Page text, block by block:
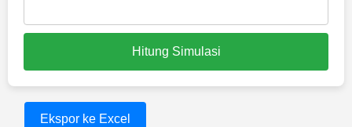
Hitung Simulasi
Ekspor ke Excel